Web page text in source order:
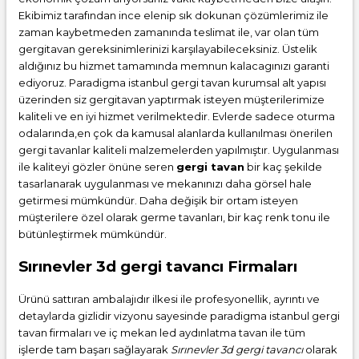
Ekibimiz tarafından ince elenip sık dokunan çözümlerimiz ile
zaman kaybetmeden zamanında teslimat ile, var olan tüm
gergitavan gereksinimlerinizi karşılayabileceksiniz. Üstelik
aldığınız bu hizmet tamamında memnun kalacagınızı garanti
ediyoruz. Paradigma istanbul gergi tavan kurumsal alt yapısı
üzerinden siz gergitavan yaptırmak isteyen müşterilerimize
kaliteli ve en iyi hizmet verilmektedir. Evlerde sadece oturma
odalarında,en çok da kamusal alanlarda kullanılması önerilen
gergi tavanlar kaliteli malzemelerden yapılmıştır. Uygulanması
ile kaliteyi gözler önüne seren gergi tavan bir kaç şekilde
tasarlanarak uygulanması ve mekanınızı daha görsel hale
getirmesi mümkündür. Daha değişik bir ortam isteyen
müşterilere özel olarak germe tavanları, bir kaç renk tonu ile
bütünleştirmek mümkündür.
Sırınevler 3d gergi tavancı Firmaları
Ürünü sattıran ambalajıdır ilkesi ile profesyonellik, ayrıntı ve
detaylarda gizlidir vizyonu sayesinde paradigma istanbul gergi
tavan firmaları ve iç mekan led aydınlatma tavan ile tüm
işlerde tam başarı sağlayarak Sırınevler 3d gergi tavancıolarak